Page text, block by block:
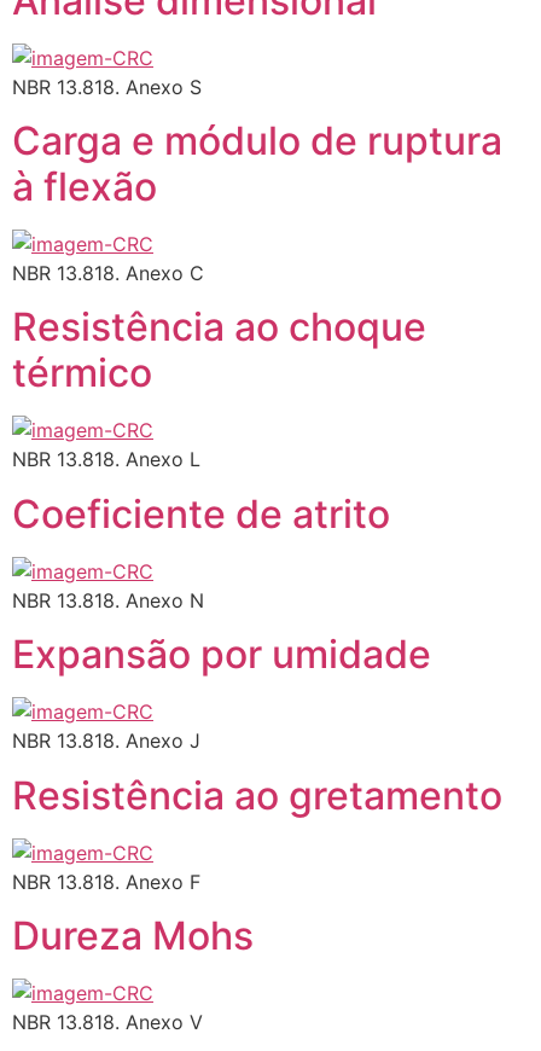
NBR 13.818. Anexo S
Carga e módulo de ruptura
à flexão
NBR 13.818. Anexo C
Resistência ao choque
térmico
NBR 13.818. Anexo L
Coeficiente de atrito
NBR 13.818. Anexo N
Expansão por umidade
NBR 13.818. Anexo J
Resistência ao gretamento
NBR 13.818. Anexo F
Dureza Mohs
NBR 13.818. Anexo V